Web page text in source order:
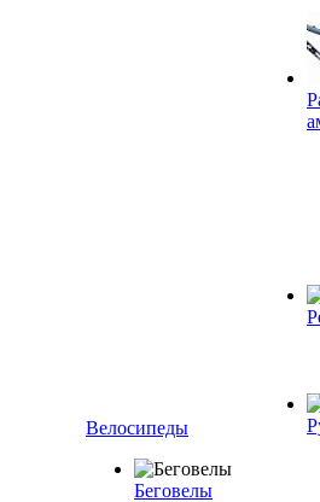
Велосипеды
Беговелы